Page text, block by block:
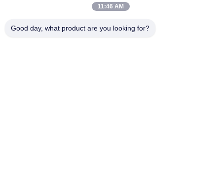
Contactez rapidement
Adresse
11:46 AM
Good day, what product are you looking for?